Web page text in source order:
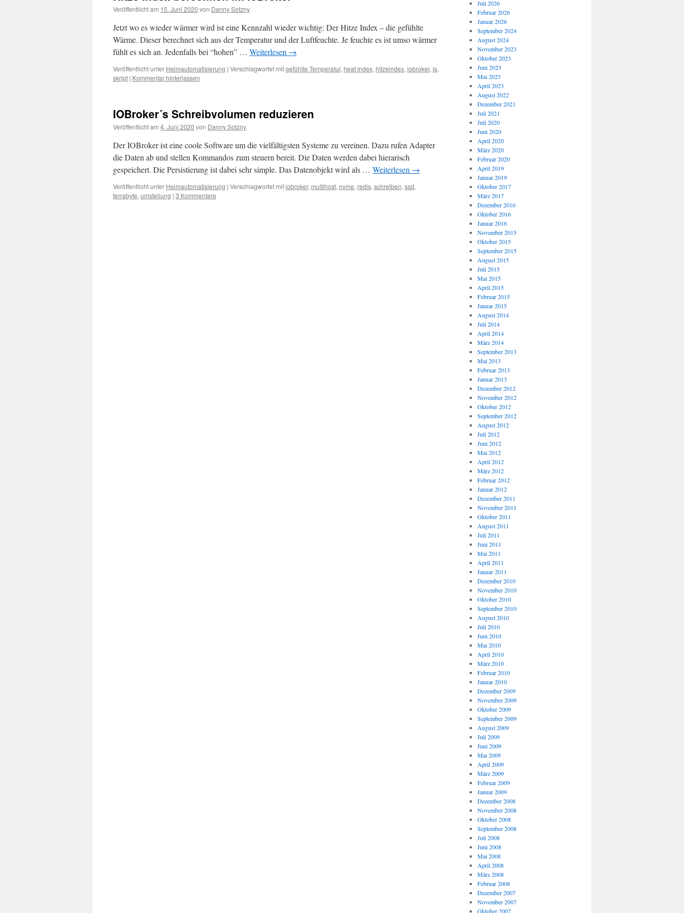
Veröffentlicht am 15. Juni 2020 von Danny Sotzny
Jetzt wo es wieder wärmer wird ist eine Kennzahl wieder wichtig: Der Hitze Index – die gefühlte
Wärme. Dieser berechnet sich aus der Temperatur und der Luftfeuchte. Je feuchte es ist umso wärmer
fühlt es sich an. Jedenfalls bei “hohen” … Weiterlesen →
Veröffentlicht unter Heimautomatisierung | Verschlagwortet mitgefühlte Temperatur, heat index, hitzeindex, iobroker, js,
skript | Kommentar hinterlassen
IOBroker´s Schreibvolumen reduzieren
Veröffentlicht am 4. Juni 2020 von Danny Sotzny
Der IOBroker ist eine coole Software um die vielfältigsten Systeme zu vereinen. Dazu rufen Adapter
die Daten ab und stellen Kommandos zum steuern bereit. Die Daten werden dabei hierarisch
gespeichert. Die Persistierung ist dabei sehr simple. Das Datenobjekt wird als … Weiterlesen →
Veröffentlicht unter Heimautomatisierung | Verschlagwortet mitiobroker, multihost, nvme, redis, schreiben, ssd,
terrabyte, umstellung | 3 Kommentare
Juli 2026
Februar 2026
Januar 2026
September 2024
August 2024
November 2023
Oktober 2023
Juni 2023
Mai 2023
April 2023
August 2022
Dezember 2021
Juli 2021
Juli 2020
Juni 2020
April 2020
März 2020
Februar 2020
April 2019
Januar 2019
Oktober 2017
März 2017
Dezember 2016
Oktober 2016
Januar 2016
November 2015
Oktober 2015
September 2015
August 2015
Juli 2015
Mai 2015
April 2015
Februar 2015
Januar 2015
August 2014
Juli 2014
April 2014
März 2014
September 2013
Mai 2013
Februar 2013
Januar 2013
Dezember 2012
November 2012
Oktober 2012
September 2012
August 2012
Juli 2012
Juni 2012
Mai 2012
April 2012
März 2012
Februar 2012
Januar 2012
Dezember 2011
November 2011
Oktober 2011
August 2011
Juli 2011
Juni 2011
Mai 2011
April 2011
Januar 2011
Dezember 2010
November 2010
Oktober 2010
September 2010
August 2010
Juli 2010
Juni 2010
Mai 2010
April 2010
März 2010
Februar 2010
Januar 2010
Dezember 2009
November 2009
Oktober 2009
September 2009
August 2009
Juli 2009
Juni 2009
Mai 2009
April 2009
März 2009
Februar 2009
Januar 2009
Dezember 2008
November 2008
Oktober 2008
September 2008
Juli 2008
Juni 2008
Mai 2008
April 2008
März 2008
Februar 2008
Dezember 2007
November 2007
Oktober 2007